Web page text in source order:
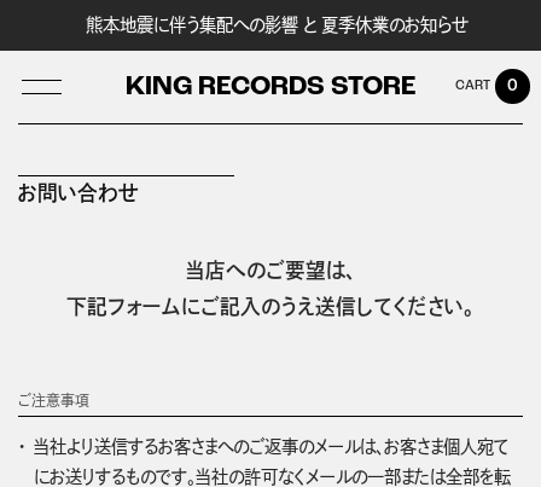
熊本地震に伴う集配への影響 と 夏季休業のお知らせ
KING RECORDS STORE 0
お問い合わせ
当店へのご要望は、
下記フォームにご記入のうえ送信してください。
ご注意事項
当社より送信するお客さまへのご返事のメールは、お客さま個人宛て
にお送りするものです。当社の許可なくメールの一部または全部を転